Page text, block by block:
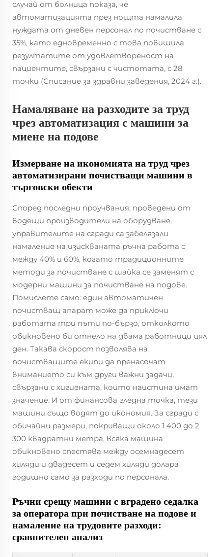
случай от болница показа, че
автоматизацията през нощта намалила
нуждата от дневен персонал по почистване с
35%, като едновременно с това повишила
резултатите от удовлетвореност на
пациентите, свързани с чистотата, с 28
точки (Списание за здравни заведения, 2024 г.).
Намаляване на разходите за труд
чрез автоматизация с машини за
миене на подове
Измерване на икономията на труд чрез
автоматизирани почистващи машини в
търговски обекти
Според последни проучвания, проведени от
водещи производители на оборудване,
управителите на сгради са забелязали
намаление на изискваната ръчна работа с
между 40% и 60%, когато традиционните
методи за почистване с шайка се заменят с
модерни машини за почистване на подове.
Помислете само: един автоматичен
почистващ апарат може да приключи
работата три пъти по-бързо, отколкото
обикновено би отнело на двама работници цял
ден. Такава скорост позволява на
почистващите екипи да пренасочат
вниманието си към други важни задачи,
свързани с хигиената, които наистина имат
значение. И от финансова гледна точка, тези
машини също водят до икономия. За сгради с
обичайни размери, покриващи около 1 400 до 2
300 квадратни метра, всяка машина
обикновено спестява между осемнадесет
хиляди и двадесет и седем хиляди долара
годишно само за разходи по персонала.
Ръчни срещу машини с вградено седалка
за оператора при почистване на подове и
намаление на трудовите разходи:
сравнителен анализ